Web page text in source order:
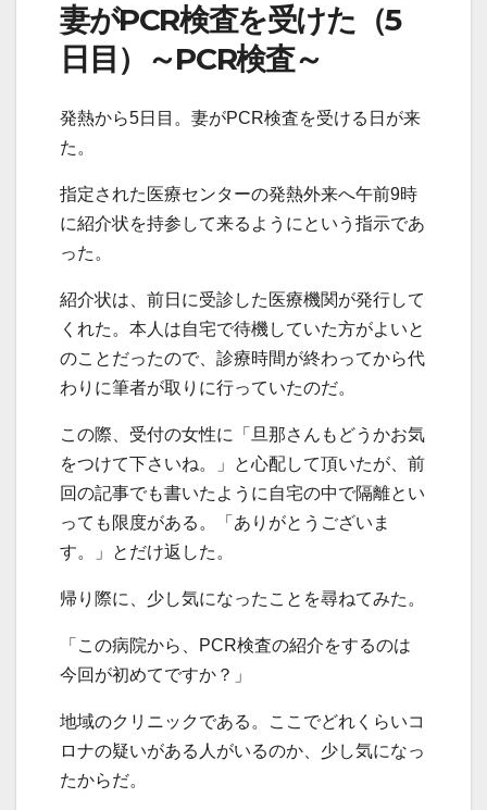
妻がPCR検査を受けた（5
日目）～PCR検査～
発熱から5日目。妻がPCR検査を受ける日が来
た。
指定された医療センターの発熱外来へ午前9時
に紹介状を持参して来るようにという指示であ
った。
紹介状は、前日に受診した医療機関が発行して
くれた。本人は自宅で待機していた方がよいと
のことだったので、診療時間が終わってから代
わりに筆者が取りに行っていたのだ。
この際、受付の女性に「旦那さんもどうかお気
をつけて下さいね。」と心配して頂いたが、前
回の記事でも書いたように自宅の中で隔離とい
っても限度がある。「ありがとうございま
す。」とだけ返した。
帰り際に、少し気になったことを尋ねてみた。
「この病院から、PCR検査の紹介をするのは
今回が初めてですか？」
地域のクリニックである。ここでどれくらいコ
ロナの疑いがある人がいるのか、少し気になっ
たからだ。